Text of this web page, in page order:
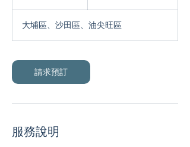
大埔區、沙田區、油尖旺區
請求預訂
服務說明